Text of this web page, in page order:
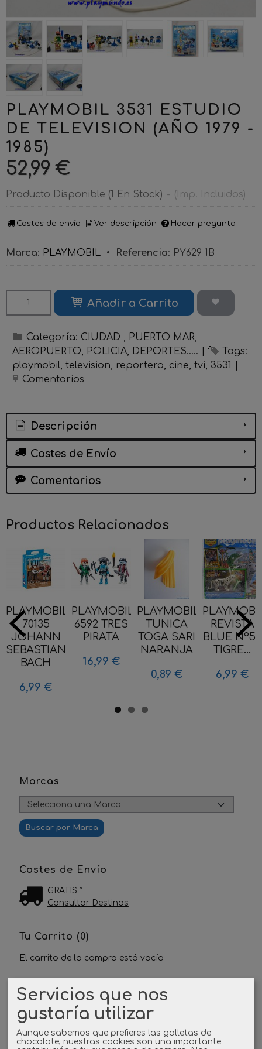
Marcas
Costes de Envío
GRATIS *
Consultar Destinos
Tu Carrito (0)
El carrito de la compra está vacío
Redes Sociales
Twitter
Linkedin
PLAYMOBIL 3531 ESTUDIO
DE TELEVISION (AÑO 1979 -
1985)
52,99 €
Producto Disponible (1 En Stock) - (Imp. Incluidos)
Costes de envío Ver descripción Hacer pregunta
Marca: PLAYMOBIL • Referencia: PY629 1B
Añadir a Carrito
Categoría: CIUDAD , PUERTO MAR,
AEROPUERTO, POLICIA, DEPORTES.....
Tags:
playmobil television reportero cine tvi 3531
Comentarios
Descripción
Costes de Envío
Comentarios
Productos Relacionados
PLAYMOBIL
70135
JOHANN
SEBASTIAN
BACH
6,99 €
PLAYMOBIL
6592 TRES
PIRATA
16,99 €
PLAYMOBIL
TUNICA
TOGA SARI
NARANJA
0,89 €
REVISTA
BLUE Nº55
TIGRE...
6,99 €
Servicios que nos
gustaría utilizar
Aunque sabemos que prefieres las galletas de
chocolate, nuestras cookies son una importante